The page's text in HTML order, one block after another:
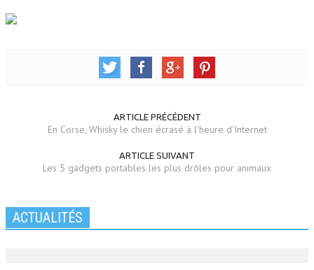
ARTICLE PRÉCÉDENT
En Corse, Whisky le chien écrasé à l'heure d'Internet
ARTICLE SUIVANT
Les 5 gadgets portables les plus drôles pour animaux
ACTUALITÉS